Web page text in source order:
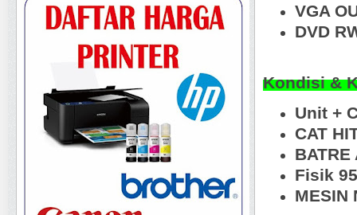
VGA
DVD
Kondisi &
Unit +
CAT
BATRE
Fisik
MESIN